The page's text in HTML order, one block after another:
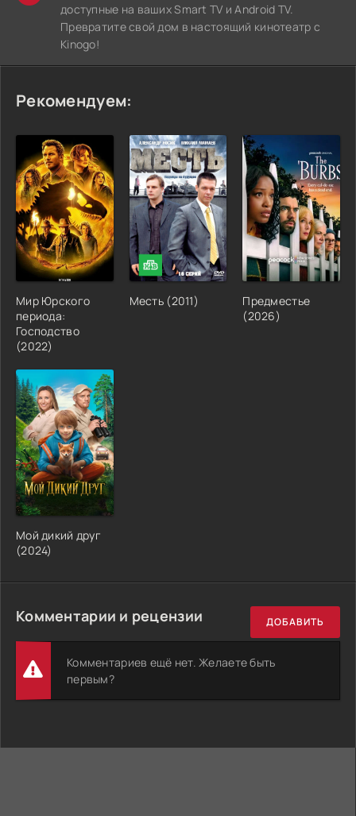
доступные на ваших Smart TV и Android TV.
Превратите свой дом в настоящий кинотеатр с
Kinogo!
Рекомендуем:
Мир Юрского
периода:
Господство
(2022)
Месть (2011)
Предместье
(2026)
Мой дикий друг
(2024)
Комментарии и рецензии ДОБАВИТЬ
Комментариев ещё нет. Желаете быть
первым?